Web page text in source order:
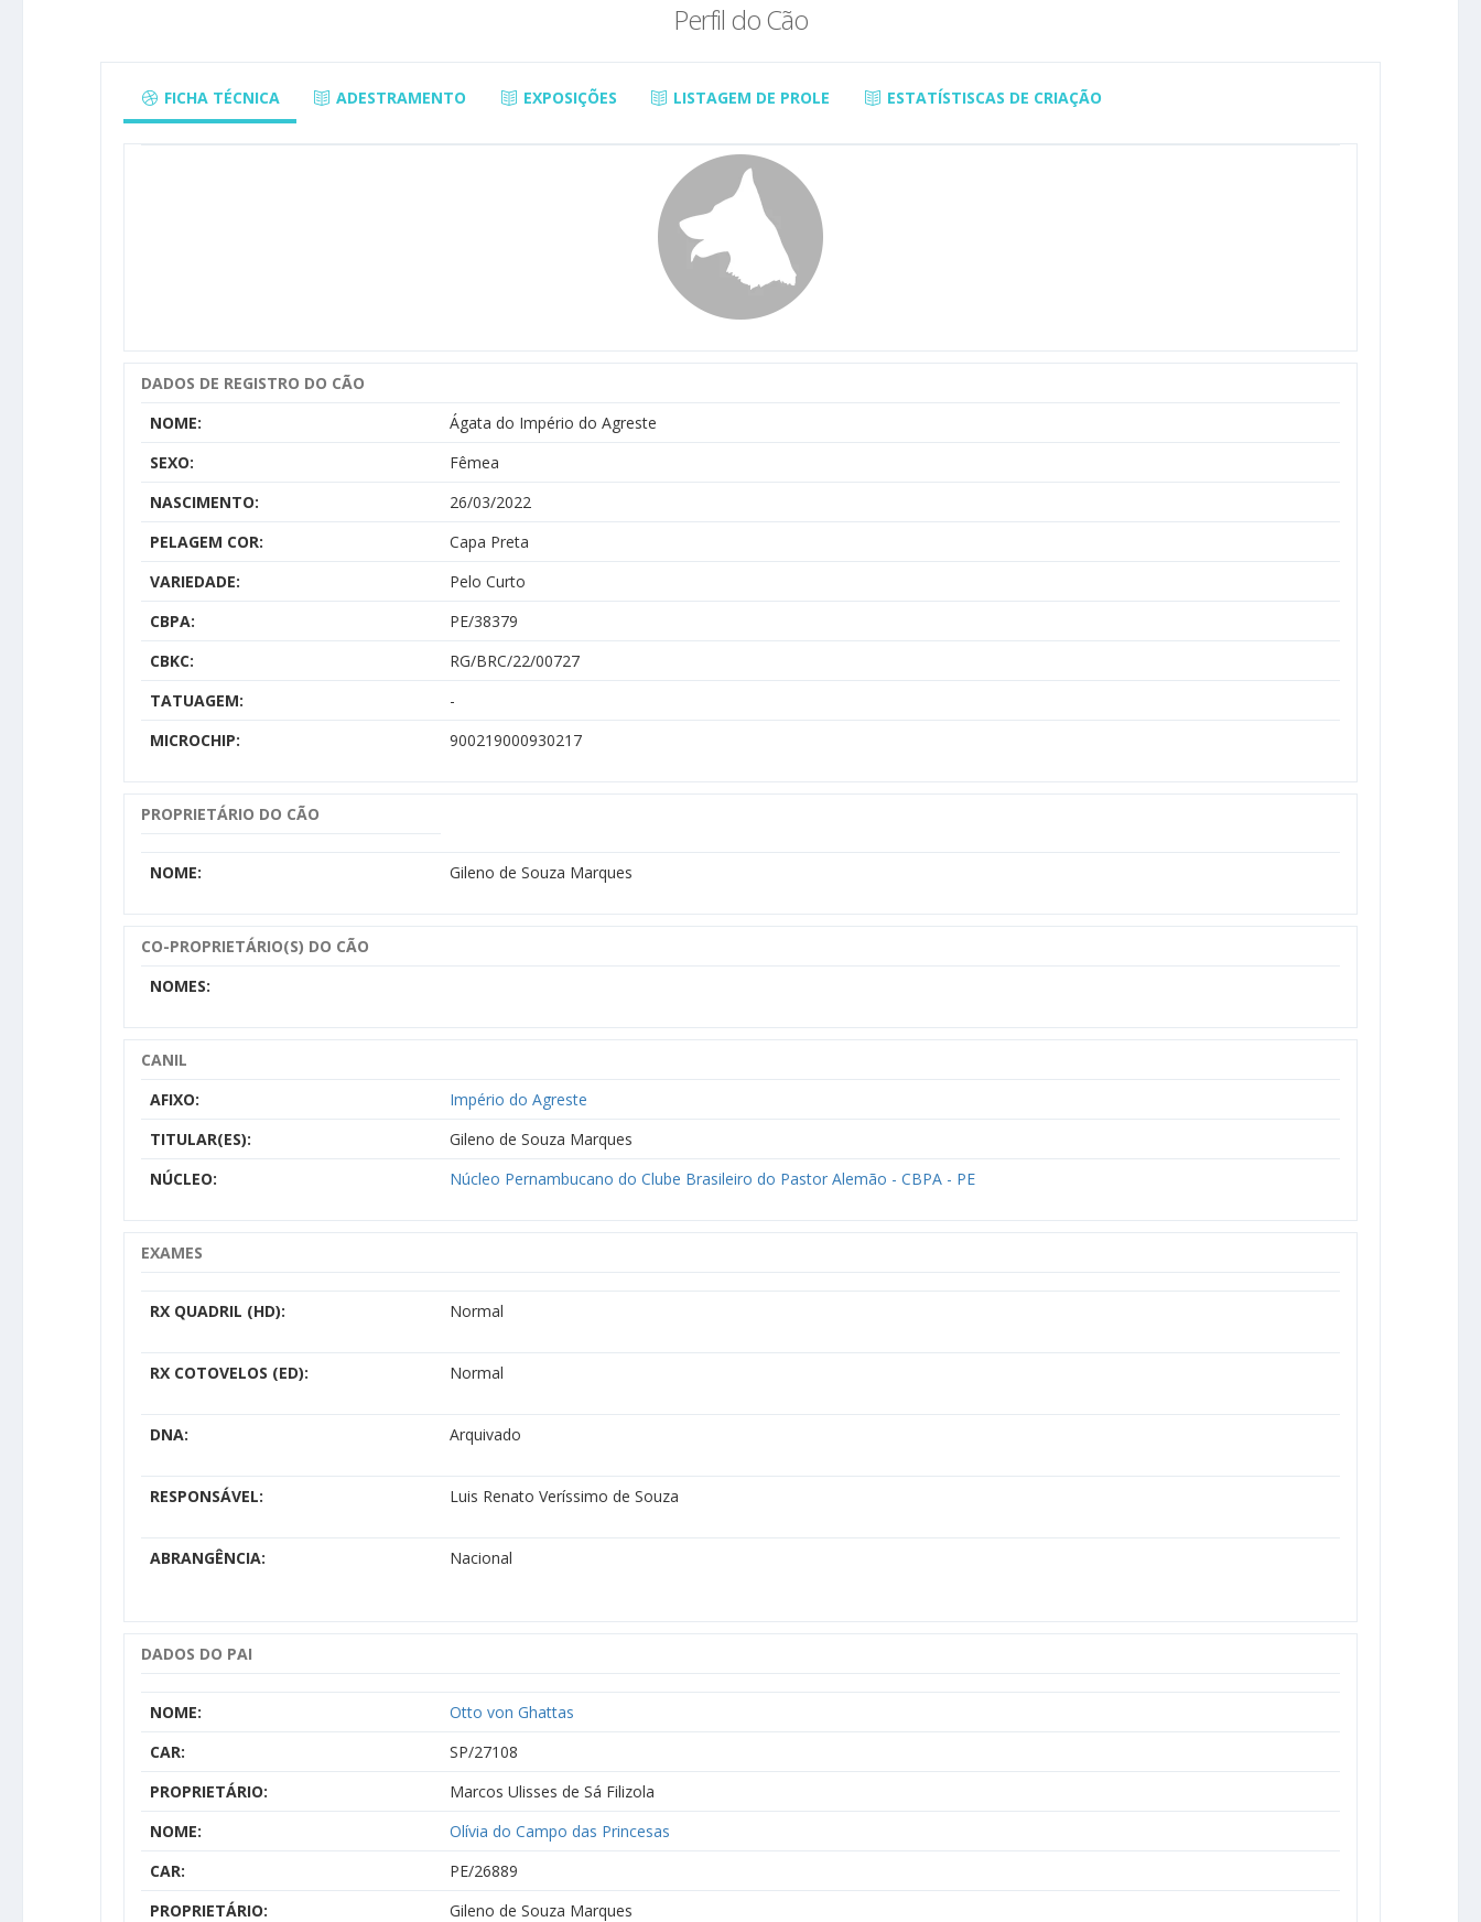
Perfil do Cão
FICHA TÉCNICA ADESTRAMENTO EXPOSIÇÕES LISTAGEM DE PROLE ESTATÍSTISCAS DE CRIAÇÃO
DADOS DE REGISTRO DO CÃO
NOME:
Ágata do Império do Agreste
SEXO:
Fêmea
NASCIMENTO:
26/03/2022
PELAGEM COR:
Capa Preta
VARIEDADE:
Pelo Curto
CBPA:
PE/38379
CBKC:
RG/BRC/22/00727
TATUAGEM:
-
MICROCHIP:
900219000930217
PROPRIETÁRIO DO CÃO
NOME: Gileno de Souza Marques
CO-PROPRIETÁRIO(S) DO CÃO
NOMES:
CANIL
AFIXO:
Império do Agreste
TITULAR(ES):
Gileno de Souza Marques
NÚCLEO:
Núcleo Pernambucano do Clube Brasileiro do Pastor Alemão - CBPA - PE
EXAMES
RX QUADRIL (HD): Normal
RX COTOVELOS (ED): Normal
DNA: Arquivado
RESPONSÁVEL: Luis Renato Veríssimo de Souza
ABRANGÊNCIA: Nacional
DADOS DO PAI
NOME:
Otto von Ghattas
CAR:
SP/27108
PROPRIETÁRIO:
Marcos Ulisses de Sá Filizola
NOME:
Olívia do Campo das Princesas
CAR:
PE/26889
PROPRIETÁRIO:
Gileno de Souza Marques